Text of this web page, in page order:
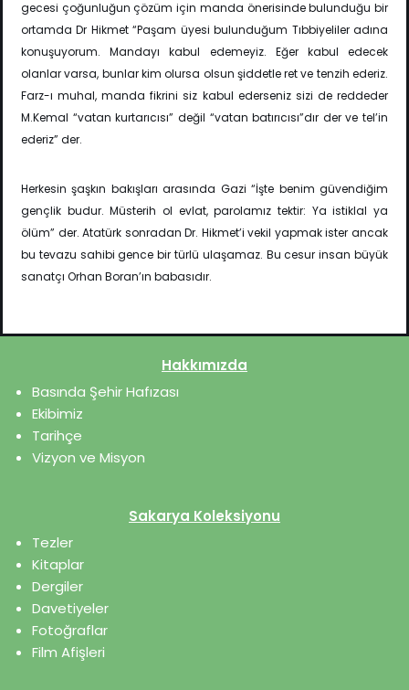
gecesi çoğunluğun çözüm için manda önerisinde bulunduğu bir
ortamda Dr Hikmet “Paşam üyesi bulunduğum Tıbbiyeliler adına
konuşuyorum. Mandayı kabul edemeyiz. Eğer kabul edecek
olanlar varsa, bunlar kim olursa olsun şiddetle ret ve tenzih ederiz.
Farz-ı muhal, manda fikrini siz kabul ederseniz sizi de reddeder
M.Kemal “vatan kurtarıcısı” değil “vatan batırıcısı”dır der ve tel’in
ederiz” der.
Herkesin şaşkın bakışları arasında Gazi “İşte benim güvendiğim
gençlik budur. Müsterih ol evlat, parolamız tektir: Ya istiklal ya
ölüm” der. Atatürk sonradan Dr. Hikmet’i vekil yapmak ister ancak
bu tevazu sahibi gence bir türlü ulaşamaz. Bu cesur insan büyük
sanatçı Orhan Boran’ın babasıdır.
Hakkımızda
Basında Şehir Hafızası
Ekibimiz
Tarihçe
Vizyon ve Misyon
Sakarya Koleksiyonu
Tezler
Kitaplar
Dergiler
Davetiyeler
Fotoğraflar
Film Afişleri